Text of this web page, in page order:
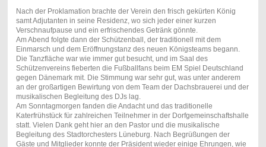
Nach der Proklamation brachte der Verein den frisch gekürten König
samt Adjutanten in seine Residenz, wo sich jeder einer kurzen
Verschnaufpause und ein erfrischendes Getränk gönnte.
Am Abend folgte dann der Schützenball, der traditionell mit dem
Einmarsch und dem Eröffnungstanz des neuen Königsteams begann.
Die Tanzfläche war wie immer gut besucht, und im Saal des
Schützenvereins fieberten die Fußballfans beim EM Spiel Deutschland
gegen Dänemark mit. Die Stimmung war sehr gut, was unter anderem
an der großartigen Bewirtung von dem Team der Dachsbrauerei und der
musikalischen Begleitung des DJs lag.
Am Sonntagmorgen fanden die Andacht und das traditionelle
Katerfrühstück für zahlreichen Teilnehmer in der Dorfgemeinschaftshalle
statt. Vielen Dank geht hier an den Pastor und die musikalische
Begleitung des Stadtorchesters Lüneburg. Nach Begrüßungen der
Gäste und Mitglieder konnte der Präsident wieder einige Ehrungen, wie